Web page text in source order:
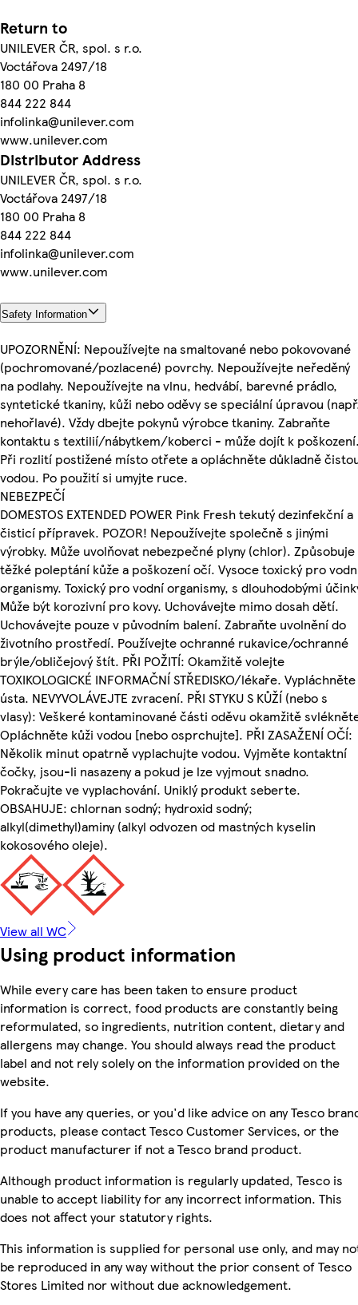
Return to
UNILEVER ČR, spol. s r.o.
Voctářova 2497/18
180 00 Praha 8
844 222 844
infolinka@unilever.com
www.unilever.com
Distributor Address
UNILEVER ČR, spol. s r.o.
Voctářova 2497/18
180 00 Praha 8
844 222 844
infolinka@unilever.com
www.unilever.com
Safety Information
UPOZORNĚNÍ: Nepoužívejte na smaltované nebo pokovované
(pochromované/pozlacené) povrchy. Nepoužívejte neředěný
na podlahy. Nepoužívejte na vlnu, hedvábí, barevné prádlo,
syntetické tkaniny, kůži nebo oděvy se speciální úpravou
nehořlavé). Vždy dbejte pokynů výrobce tkaniny. Zabraňte
kontaktu s textilií/nábytkem/koberci - může dojít k
Při rozlití postižené místo otřete a opláchněte důkladně
vodou. Po použití si umyjte ruce.
NEBEZPEČÍ
DOMESTOS EXTENDED POWER Pink Fresh tekutý dezinfekční a
čisticí přípravek. POZOR! Nepoužívejte společně s jinými
výrobky. Může uvolňovat nebezpečné plyny (chlor). Způsobuje
těžké poleptání kůže a poškození očí. Vysoce toxický pro
organismy. Toxický pro vodní organismy, s dlouhodobými
Může být korozivní pro kovy. Uchovávejte mimo dosah dětí.
Uchovávejte pouze v původním balení. Zabraňte uvolnění do
životního prostředí. Používejte ochranné rukavice/ochranné
brýle/obličejový štít. PŘI POŽITÍ: Okamžitě volejte
TOXIKOLOGICKÉ INFORMAČNÍ STŘEDISKO/lékaře. Vypláchněte
ústa. NEVYVOLÁVEJTE zvracení. PŘI STYKU S KŮŽÍ (nebo s
vlasy): Veškeré kontaminované části oděvu okamžitě
Opláchněte kůži vodou [nebo osprchujte]. PŘI ZASAŽENÍ OČÍ:
Několik minut opatrně vyplachujte vodou. Vyjměte kontaktní
čočky, jsou-li nasazeny a pokud je lze vyjmout snadno.
Pokračujte ve vyplachování. Uniklý produkt seberte.
OBSAHUJE: chlornan sodný; hydroxid sodný;
alkyl(dimethyl)aminy (alkyl odvozen od mastných kyselin
kokosového oleje).
View all WC
Using product information
While every care has been taken to ensure product
information is correct, food products are constantly being
reformulated, so ingredients, nutrition content, dietary and
allergens may change. You should always read the product
label and not rely solely on the information provided on the
website.
If you have any queries, or you'd like advice on any Tesco
products, please contact Tesco Customer Services, or the
product manufacturer if not a Tesco brand product.
Although product information is regularly updated, Tesco is
unable to accept liability for any incorrect information. This
does not affect your statutory rights.
This information is supplied for personal use only, and may
be reproduced in any way without the prior consent of Tesco
Stores Limited nor without due acknowledgement.